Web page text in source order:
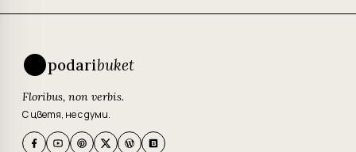
podaribuket
Floribus, non verbis.
С цветя, не с думи.